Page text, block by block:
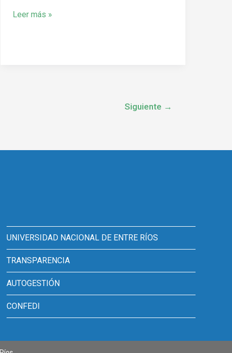
Leer más »
Siguiente →
UNIVERSIDAD NACIONAL DE ENTRE RÍOS
TRANSPARENCIA
AUTOGESTIÓN
CONFEDI